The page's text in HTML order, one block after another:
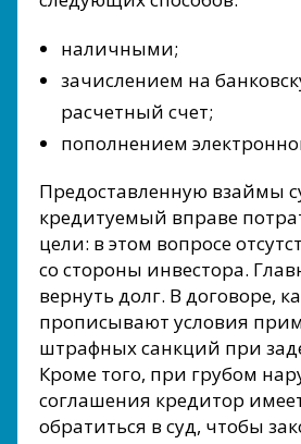
наличными;
зачислением на
расчетный счет;
пополнением
Предоставленную взаймы
кредитуемый вправе
цели: в этом вопросе
со стороны инвестора.
вернуть долг. В договоре,
прописывают условия
штрафных санкций при
Кроме того, при грубом
соглашения кредитор
обратиться в суд, чтобы